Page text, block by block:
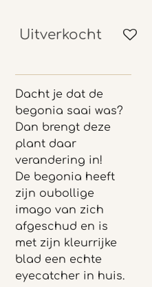
Uitverkocht
Dacht je dat de
begonia saai was?
Dan brengt deze
plant daar
verandering in!
De begonia heeft
zijn oubollige
imago van zich
afgeschud en is
met zijn kleurrijke
blad een echte
eyecatcher in huis.